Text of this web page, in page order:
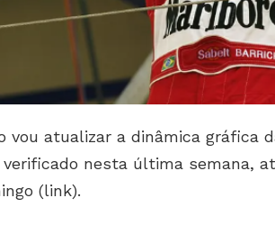
vou atualizar a dinâmica gráfica
nesta última semana,
(link).